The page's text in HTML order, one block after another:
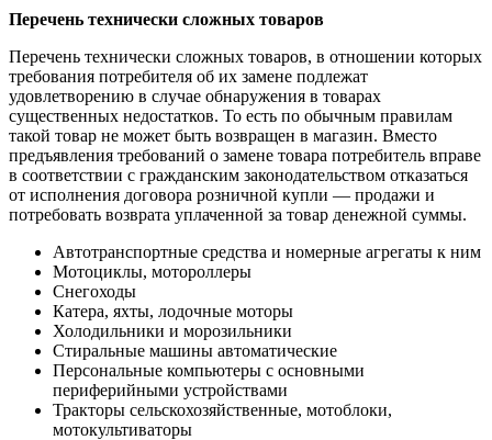
Перечень технически сложных товаров
Перечень технически сложных товаров, в отношении которых
требования потребителя об их замене подлежат
удовлетворению в случае обнаружения в товарах
существенных недостатков. То есть по обычным правилам
такой товар не может быть возвращен в магазин. Вместо
предъявления требований о замене товара потребитель вправе
в соответствии с гражданским законодательством отказаться
от исполнения договора розничной купли — продажи и
потребовать возврата уплаченной за товар денежной суммы.
Автотранспортные средства и номерные агрегаты к ним
Мотоциклы, мотороллеры
Снегоходы
Катера, яхты, лодочные моторы
Холодильники и морозильники
Стиральные машины автоматические
Персональные компьютеры с основными
периферийными устройствами
Тракторы сельскохозяйственные, мотоблоки,
мотокультиваторы